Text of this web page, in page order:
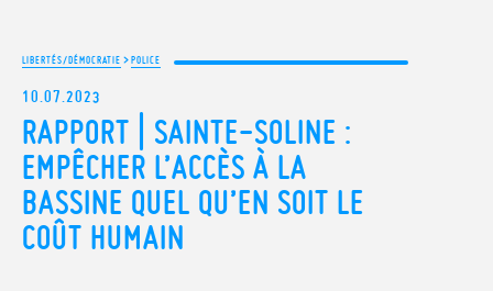
LIBERTÉS/DÉMOCRATIE >POLICE
10.07.2023
RAPPORT | SAINTE-SOLINE :
EMPÊCHER L’ACCÈS À LA
BASSINE QUEL QU’EN SOIT LE
COÛT HUMAIN